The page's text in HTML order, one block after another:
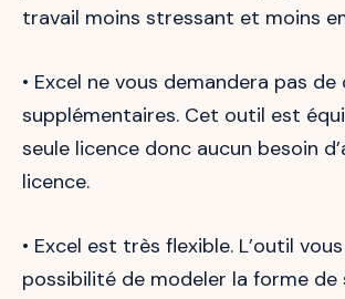
travail moins stressant et moins
• Excel ne vous demandera pas
supplémentaires. Cet outil est
seule licence donc aucun besoin
licence.
• Excel est très flexible. L’outil
possibilité de modeler la forme de